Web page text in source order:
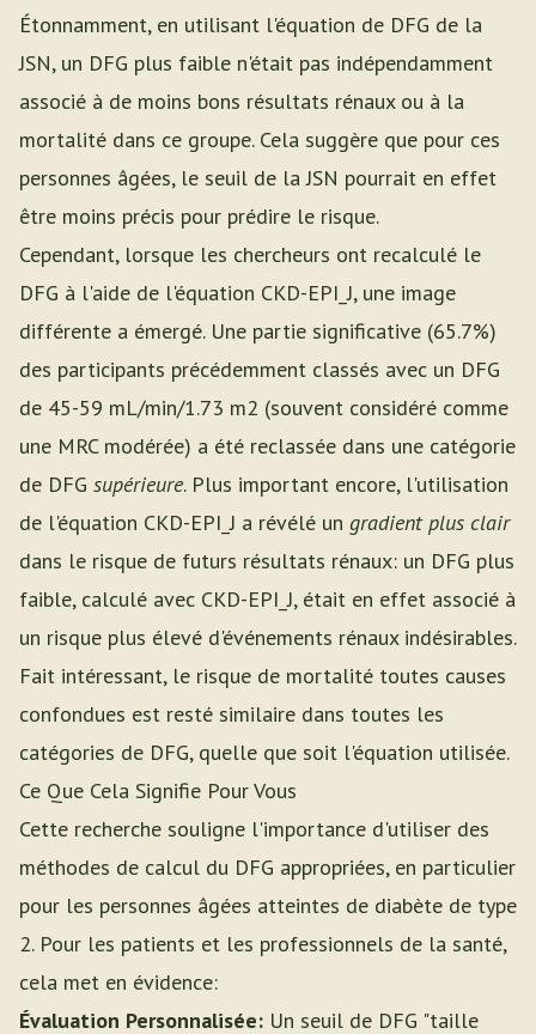
Étonnamment, en utilisant l'équation de DFG de la
JSN, un DFG plus faible n'était pas indépendamment
associé à de moins bons résultats rénaux ou à la
mortalité dans ce groupe. Cela suggère que pour ces
personnes âgées, le seuil de la JSN pourrait en effet
être moins précis pour prédire le risque.
Cependant, lorsque les chercheurs ont recalculé le
DFG à l'aide de l'équation CKD-EPI_J, une image
différente a émergé. Une partie significative (65.7%)
des participants précédemment classés avec un DFG
de 45-59 mL/min/1.73 m2 (souvent considéré comme
une MRC modérée) a été reclassée dans une catégorie
de DFG supérieure. Plus important encore, l'utilisation
de l'équation CKD-EPI_J a révélé un gradient plus clair
dans le risque de futurs résultats rénaux: un DFG plus
faible, calculé avec CKD-EPI_J, était en effet associé à
un risque plus élevé d'événements rénaux indésirables.
Fait intéressant, le risque de mortalité toutes causes
confondues est resté similaire dans toutes les
catégories de DFG, quelle que soit l'équation utilisée.
Ce Que Cela Signifie Pour Vous
Cette recherche souligne l'importance d'utiliser des
méthodes de calcul du DFG appropriées, en particulier
pour les personnes âgées atteintes de diabète de type
2. Pour les patients et les professionnels de la santé,
cela met en évidence:
Évaluation Personnalisée: Un seuil de DFG "taille